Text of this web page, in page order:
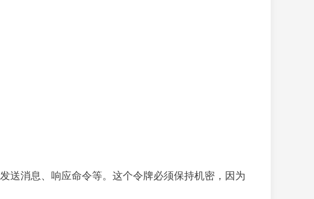
送消息、响应命令等。这个令牌必须保持机密，因为